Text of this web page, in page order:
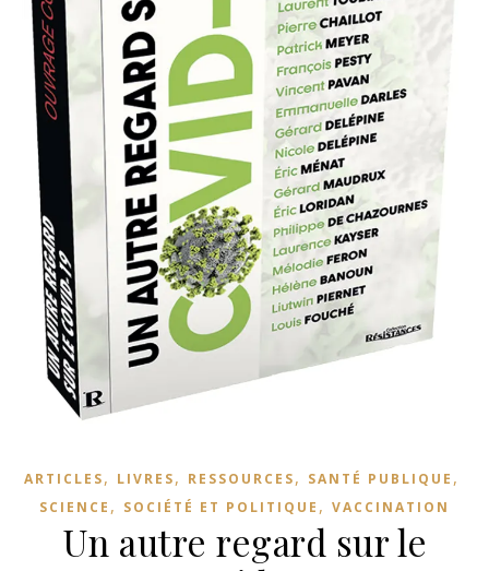
ARTICLES, LIVRES, RESSOURCES, SANTÉ PUBLIQUE ,
SCIENCE , SOCIÉTÉ ET POLITIQUE , VACCINATION
Un autre regard sur le